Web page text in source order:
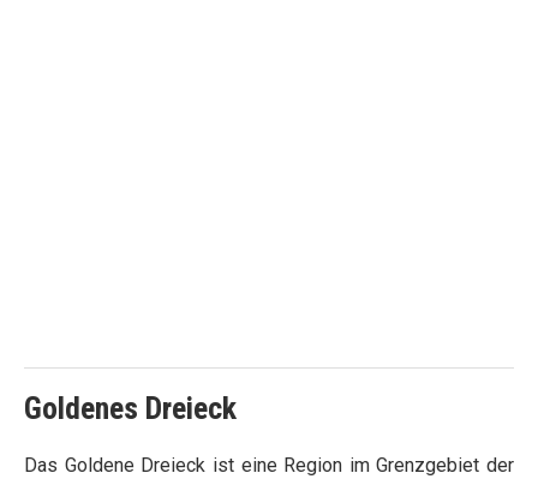
Goldenes Dreieck
Das Goldene Dreieck ist eine Region im Grenzgebiet der